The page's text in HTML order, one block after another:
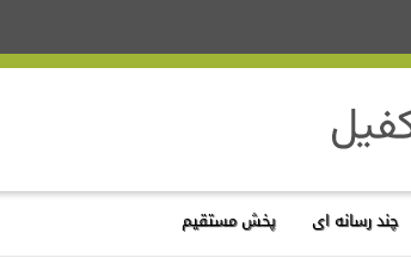
چند رسانه ای پخش مستقیم